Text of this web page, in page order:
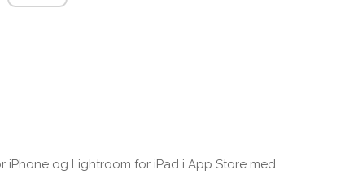
og Lightroom for iPad i App Store med